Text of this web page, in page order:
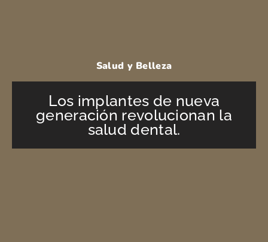
Salud y Belleza
Los implantes de nueva
generación revolucionan la
salud dental.